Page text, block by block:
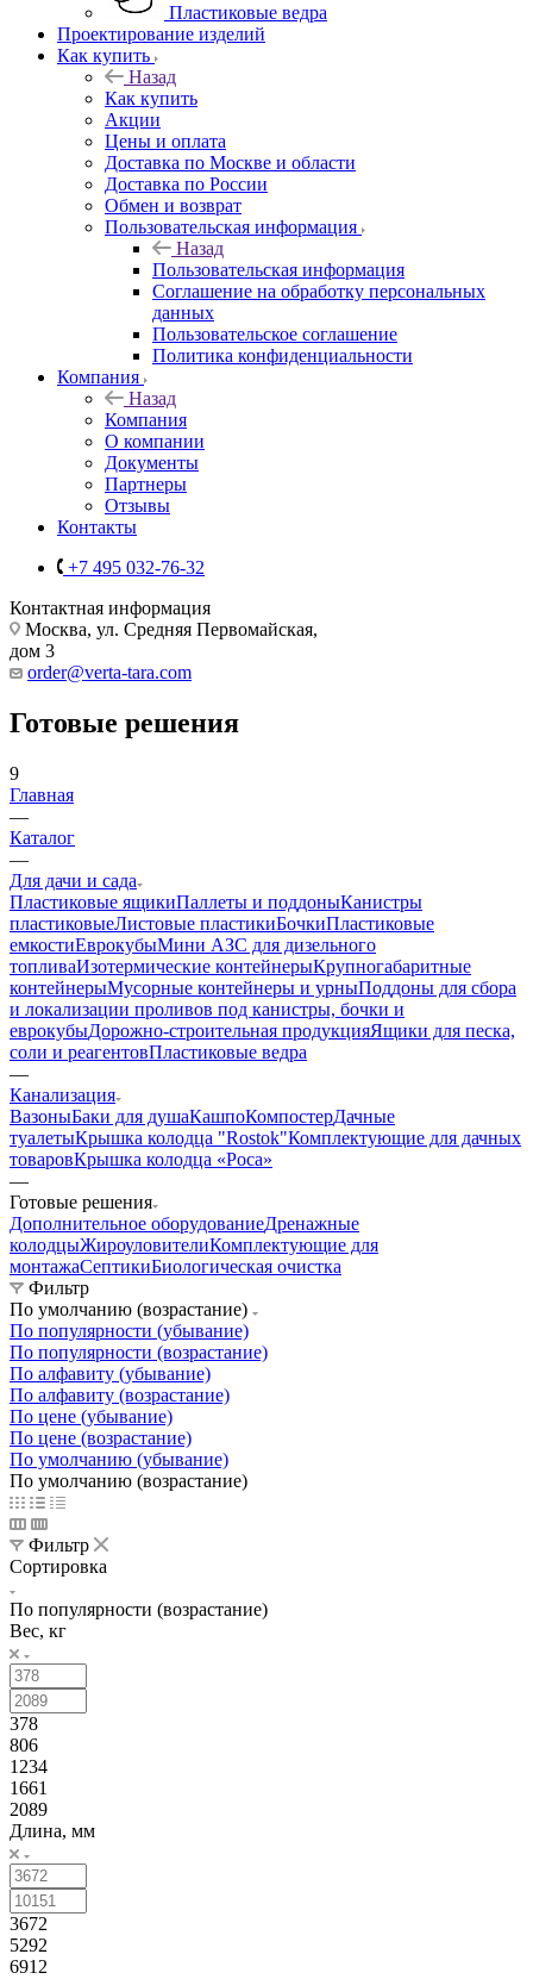
Пластиковые ведра
Проектирование изделий
Как купить
Назад
Как купить
Акции
Цены и оплата
Доставка по Москве и области
Доставка по России
Обмен и возврат
Пользовательская информация
Назад
Пользовательская информация
Соглашение на обработку персональных
данных
Пользовательское соглашение
Политика конфиденциальности
Компания
Назад
Компания
О компании
Документы
Партнеры
Отзывы
Контакты
+7 495 032-76-32
Контактная информация
Москва, ул. Средняя Первомайская,
дом 3
order@verta-tara.com
Готовые решения
9
Главная
—
Каталог
—
Для дачи и сада
Пластиковые ящикиПаллеты и поддоныКанистры
пластиковыеЛистовые пластикиБочкиПластиковые
емкостиЕврокубыМини АЗС для дизельного
топливаИзотермические контейнерыКрупногабаритные
контейнерыМусорные контейнеры и урныПоддоны для сбора
и локализации проливов под канистры, бочки и
еврокубыДорожно-строительная продукцияЯщики для песка,
соли и реагентовПластиковые ведра
—
Канализация
ВазоныБаки для душаКашпоКомпостерДачные
туалетыКрышка колодца "Rostok"Комплектующие для дачных
товаровКрышка колодца «Роса»
—
Готовые решения
Дополнительное оборудованиеДренажные
колодцыЖироуловителиКомплектующие для
монтажаСептикиБиологическая очистка
Фильтр
По умолчанию (возрастание)
По популярности (убывание)
По популярности (возрастание)
По алфавиту (убывание)
По алфавиту (возрастание)
По цене (убывание)
По цене (возрастание)
По умолчанию (убывание)
По умолчанию (возрастание)
Фильтр
Сортировка
По популярности (возрастание)
Вес, кг
378
806
1234
1661
2089
Длина, мм
3672
5292
6912